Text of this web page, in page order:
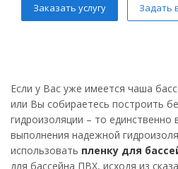
Заказать услугу Задать
Если у Вас уже имеется чаша
или Вы собираетесь построить
гидроизоляции – то
выполнения надежной
использовать пленку для
для бассейна ПВХ, исходя из